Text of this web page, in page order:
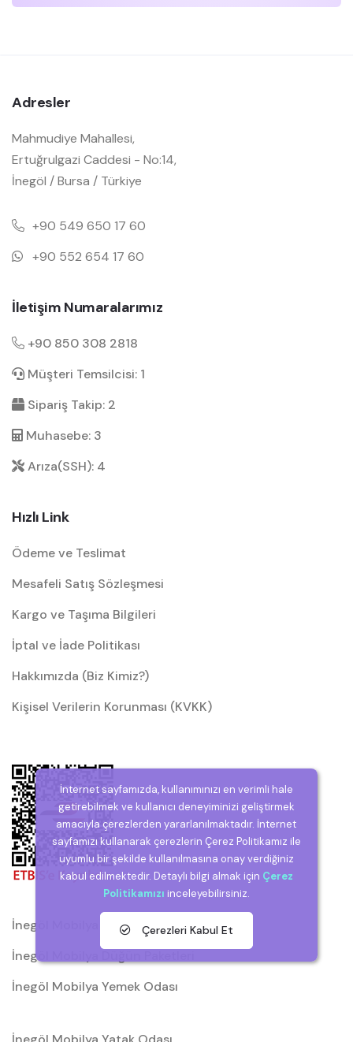
Adresler
Mahmudiye Mahallesi,
Ertuğrulgazi Caddesi - No:14,
İnegöl / Bursa / Türkiye
+90 549 650 17 60
+90 552 654 17 60
İletişim Numaralarımız
+90 850 308 2818
Müşteri Temsilcisi: 1
Sipariş Takip: 2
Muhasebe: 3
Arıza(SSH): 4
Hızlı Link
Ödeme ve Teslimat
Mesafeli Satış Sözleşmesi
Kargo ve Taşıma Bilgileri
İptal ve İade Politikası
Hakkımızda (Biz Kimiz?)
Kişisel Verilerin Korunması (KVKK)
İnegöl Mobilya
İnegöl Mobilya Düğün Paketleri
İnegöl Mobilya Yemek Odası
İnternet sayfamızda, kullanımınızı en verimli hale
getirebilmek ve kullanıcı deneyiminizi geliştirmek
amacıyla çerezlerden yararlanılmaktadır. İnternet
sayfamızı kullanarak çerezlerin Çerez Politikamız ile
uyumlu bir şekilde kullanılmasına onay verdiğiniz
kabul edilmektedir. Detaylı bilgi almak için Çerez
Politikamızı inceleyebilirsiniz.
Çerezleri Kabul Et